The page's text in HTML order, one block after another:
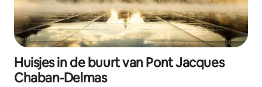
Huisjes in de buurt van Pont Jacques
Chaban-Delmas